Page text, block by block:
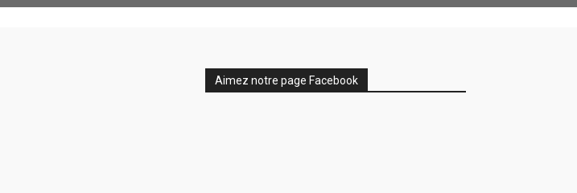
Aimez notre page Facebook